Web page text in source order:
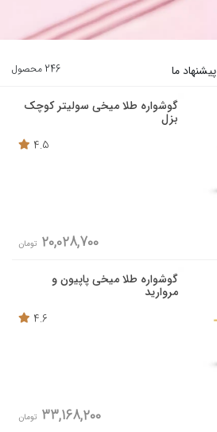
پیشنهاد ما 246 محصول
گوشواره طلا میخی سولیتر کوچک
بزل
4.5
20,028,700 تومان
گوشواره طلا میخی پاپیون و
مروارید
4.6
33,168,200 تومان